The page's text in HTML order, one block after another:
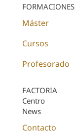
FORMACIONES
Máster
Cursos
Profesorado
FACTORIA
Centro
News
Contacto